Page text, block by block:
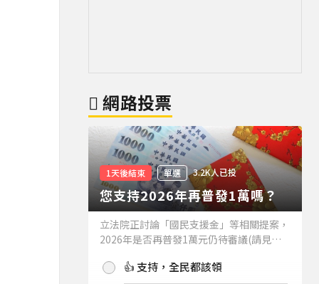
網路投票
1天後結束 單選 3.2K人已投
您支持2026年再普發1萬嗎？
立法院正討論「國民支援金」等相關提案，
2026年是否再普發1萬元仍待審議(請見下
持嗎？👍 支持，全民都該領